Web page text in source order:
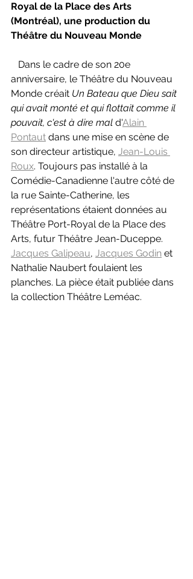
Royal de la Place des Arts
(Montréal), une production du
Théâtre du Nouveau Monde
anniversaire, le Théâtre du Nouveau
Monde créait Un Bateau que Dieu sait
qui avait monté et qui flottait comme il
pouvait, c'est à dire mal d'Alain
Pontaut dans une mise en scène de
son directeur artistique, Jean-Louis
Roux. Toujours pas installé à la
Comédie-Canadienne l'autre côté de
la rue Sainte-Catherine, les
représentations étaient données au
Théâtre Port-Royal de la Place des
Arts, futur Théâtre Jean-Duceppe.
Jacques Galipeau, Jacques Godin et
Nathalie Naubert foulaient les
planches. La pièce était publiée dans
la collection Théâtre Leméac.